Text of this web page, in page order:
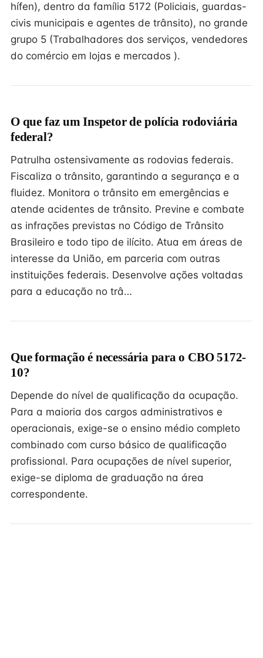
hífen), dentro da família 5172 (Policiais, guardas-
civis municipais e agentes de trânsito), no grande
grupo 5 (Trabalhadores dos serviços, vendedores
do comércio em lojas e mercados ).
O que faz um Inspetor de polícia rodoviária
federal?
Patrulha ostensivamente as rodovias federais.
Fiscaliza o trânsito, garantindo a segurança e a
fluidez. Monitora o trânsito em emergências e
atende acidentes de trânsito. Previne e combate
as infrações previstas no Código de Trânsito
Brasileiro e todo tipo de ilícito. Atua em áreas de
interesse da União, em parceria com outras
instituições federais. Desenvolve ações voltadas
para a educação no trâ…
Que formação é necessária para o CBO 5172-
10?
Depende do nível de qualificação da ocupação.
Para a maioria dos cargos administrativos e
operacionais, exige-se o ensino médio completo
combinado com curso básico de qualificação
profissional. Para ocupações de nível superior,
exige-se diploma de graduação na área
correspondente.